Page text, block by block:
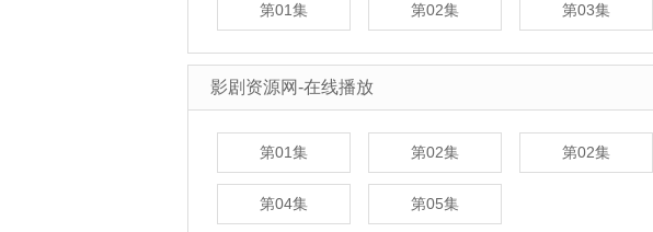
第01集 第02集 第03集
影剧资源网-在线播放
第01集 第02集 第02集
第04集 第05集